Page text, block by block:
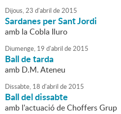
Dijous,23 d'abril de2015
Sardanes per Sant Jordi
amb la Cobla Iluro
Diumenge, 19 d'abril de2015
Ball de tarda
amb D.M. Ateneu
Dissabte, 18 d'abril de2015
Ball del dissabte
amb l'actuació de Choffers Grup